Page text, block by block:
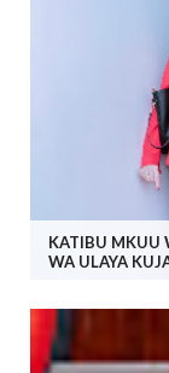
KATIBU MKUU
WA ULAYA